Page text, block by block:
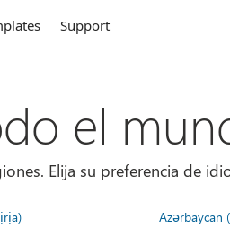
Support
el
Elija su preferencia de
Azərbaycan